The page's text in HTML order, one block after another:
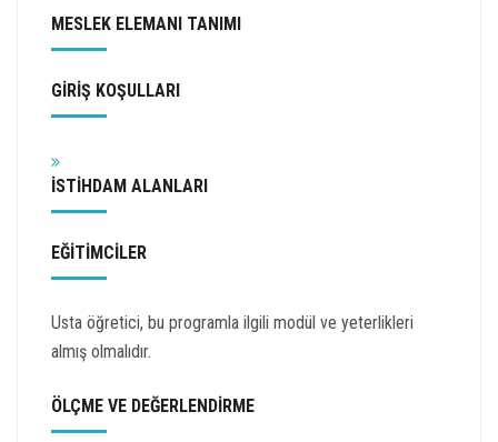
MESLEK ELEMANI TANIMI
GİRİŞ KOŞULLARI
İSTİHDAM ALANLARI
EĞİTİMCİLER
Usta öğretici, bu programla ilgili modül ve yeterlikleri
almış olmalıdır.
ÖLÇME VE DEĞERLENDİRME